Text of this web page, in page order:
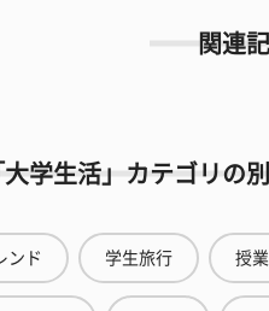
関連
大学生活」カテゴリの
ンド 学生旅行 授